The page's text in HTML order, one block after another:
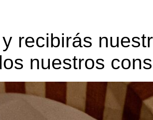
recibirás
nuestros